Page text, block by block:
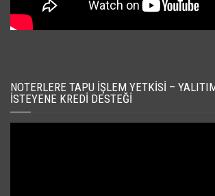
NOTERLERE TAPU İŞLEM YETKISI –
İSTEYENE KREDI DESTEĞI